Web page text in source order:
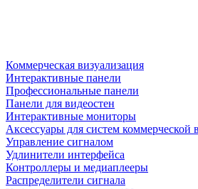
Коммерческая визуализация
Интерактивные панели
Профессиональные панели
Панели для видеостен
Интерактивные мониторы
Аксессуары для систем коммерческой
Управление сигналом
Удлинители интерфейса
Контроллеры и медиаплееры
Распределители сигнала